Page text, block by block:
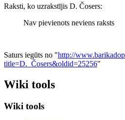
Raksti, ko uzrakstījis D. Čosers:
Nav pievienots neviens raksts
Saturs iegūts no "http://
title=D._Čosers&oldid=25256"
Wiki tools
Wiki tools